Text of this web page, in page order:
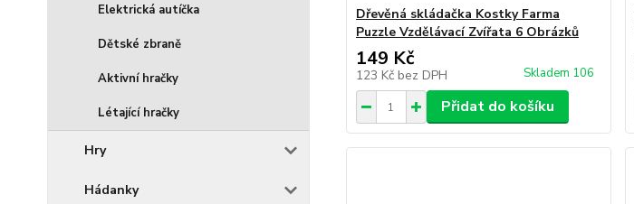
Elektrická autíčka
Dětské zbraně
Aktivní hračky
Létající hračky
Hry
Hádanky
Dřevěná skládačka Kostky Farma
Puzzle Vzdělávací Zvířata 6 Obrázků
149 Kč
123 Kč bez DPH Skladem 106
Přidat do košíku